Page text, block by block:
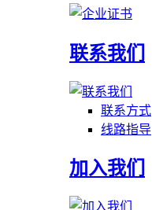
联系我们
联系方式
线路指导
加入我们